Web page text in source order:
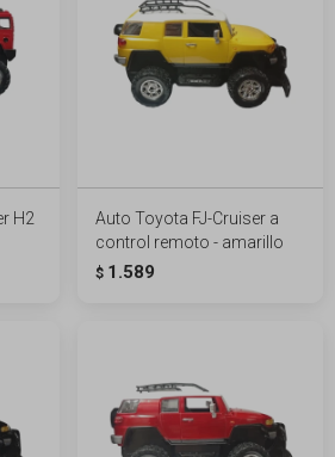
H2
Auto Toyota FJ-Cruiser a
control remoto - amarillo
$ 1.589